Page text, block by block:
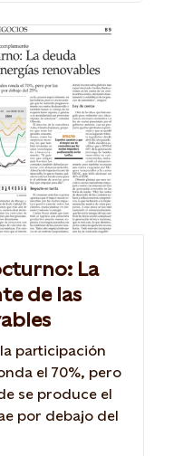
La
de las
participación
el 70%, pero
se produce el
por debajo del